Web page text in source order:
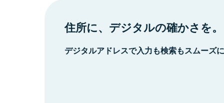
住所に、デジタルの確かさを。
デジタルアドレスで入力も検索もスムーズ